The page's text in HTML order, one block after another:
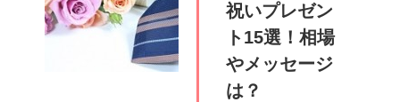
祝いプレゼン
ト15選！相場
やメッセージ
は？